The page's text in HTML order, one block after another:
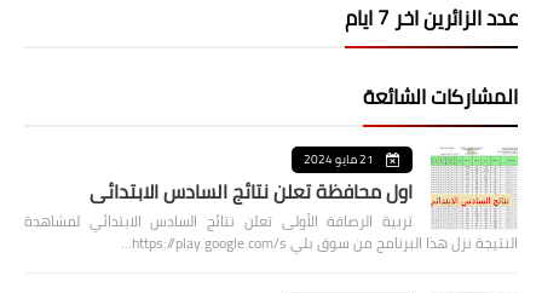
عدد الزائرين اخر 7 ايام
المشاركات الشائعة
21 مايو 2024
اول محافظة تعلن نتائج السادس الابتدائي
تربية الرصافة الأولى تعلن نتائج السادس الابتدائي لمشاهدة
النتيجة نزل هذا البرنامج من سوق بلي https://play.google.com/s…